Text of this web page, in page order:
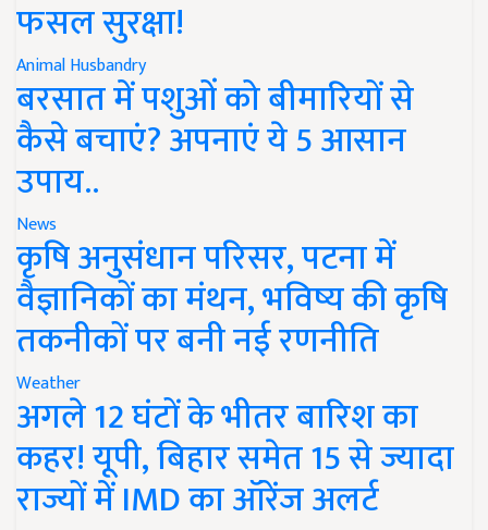
फसल सुरक्षा!
Animal Husbandry
बरसात में पशुओं को बीमारियों से
कैसे बचाएं? अपनाएं ये 5 आसान
उपाय..
News
कृषि अनुसंधान परिसर, पटना में
वैज्ञानिकों का मंथन, भविष्य की कृषि
तकनीकों पर बनी नई रणनीति
Weather
अगले 12 घंटों के भीतर बारिश का
कहर! यूपी, बिहार समेत 15 से ज्यादा
राज्यों में IMD का ऑरेंज अलर्ट